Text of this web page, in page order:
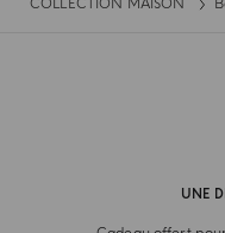
COLLECTION MAISON
UNE